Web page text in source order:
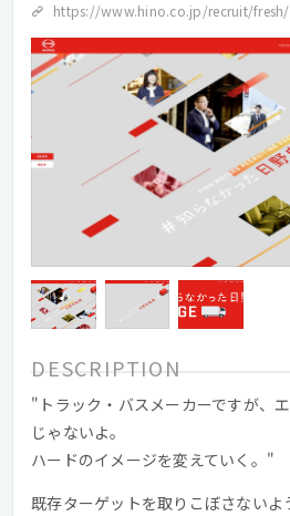
https://www.hino.co.jp/recruit/
DESCRIPTION
"トラック・バスメーカーですが、
じゃないよ。
ハードのイメージを変えていく。"
既存ターゲットを取りこぼさない